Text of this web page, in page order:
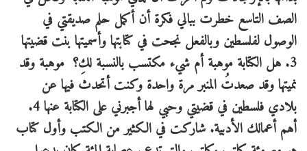
الصف التاسع خطرت ببالي فكرة أن أكمل حلم صديقتي في
الوصول لفلسطين وبالفعل نجحت في كتابتها وأسميتها بنت قضيتها
3. هل الكتابة موهبة أم شيء مكتسب بالنسبة لكِ؟ موهبة وقد
نميتها وقد صعدتُ المنبر مرة واحدة وكنت أتحدث فيها عن
بلادي فلسطين في قضيتي وحبي لها أجبرني على الكتابة عنها 4.
أهم أعمالك الأدبية. شاركت في الكثير من الكتب وأول كتاب